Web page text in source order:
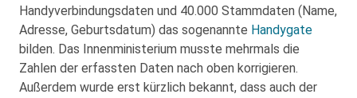
Handyverbindungsdaten und 40.000 Stammdaten (Name,
Adresse, Geburtsdatum) das sogenannte Handygate
bilden. Das Innenministerium musste mehrmals die
Zahlen der erfassten Daten nach oben korrigieren.
Außerdem wurde erst kürzlich bekannt, dass auch der